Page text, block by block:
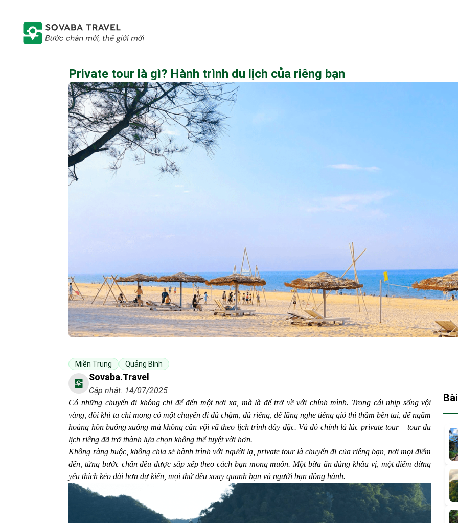
Private tour là gì? Hành trình du lịch của riêng bạn
Miền Trung Quảng Bình
Sovaba.travel
Cập nhật: 14/07/2025
Có những chuyến đi không chỉ để đến một nơi xa, mà là để trở về với chính mình. Trong cái nhịp sống vội
vàng, đôi khi ta chỉ mong có một chuyến đi đủ chậm, đủ riêng, để lắng nghe tiếng gió thì thầm bên tai, để ngắm
hoàng hôn buông xuống mà không cần vội vã theo lịch trình dày đặc. Và đó chính là lúc private tour – tour du
lịch riêng đã trở thành lựa chọn không thể tuyệt vời hơn.
Không ràng buộc, không chia sẻ hành trình với người lạ, private tour là chuyến đi của riêng bạn, nơi mọi điểm
đến, từng bước chân đều được sắp xếp theo cách bạn mong muốn. Một bữa ăn đúng khẩu vị, một điểm dừng
yêu thích kéo dài hơn dự kiến, mọi thứ đều xoay quanh bạn và người bạn đồng hành.